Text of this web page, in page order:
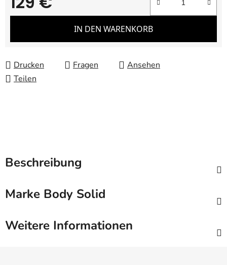
Verkaufspreis:
IN DEN WARENKORB
Drucken Fragen
Ansehen
Teilen
Beschreibung
Marke Body Solid
Weitere Informationen